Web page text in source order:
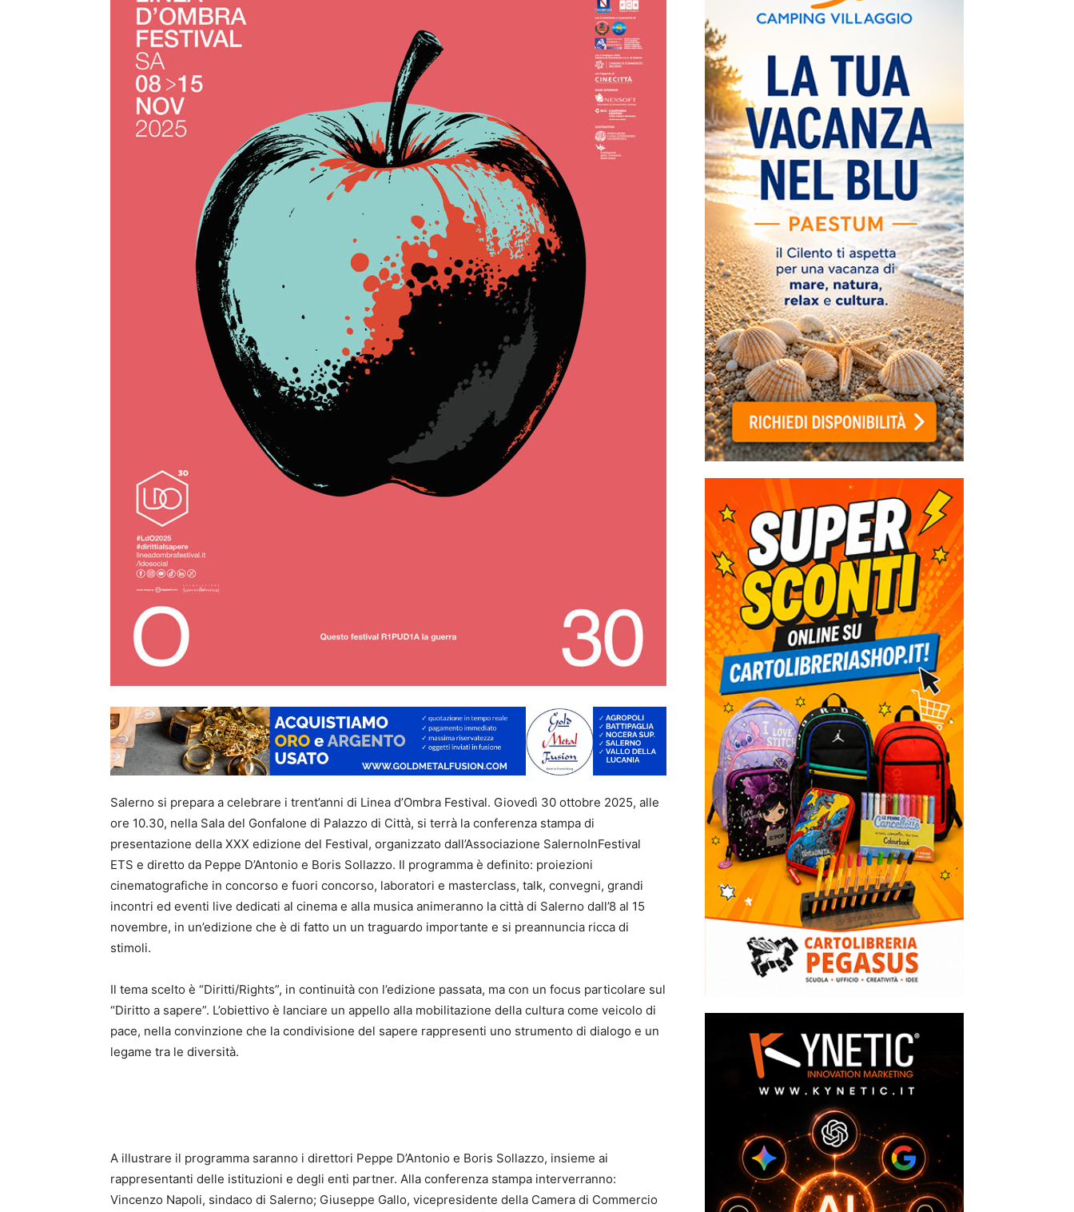
Salerno si prepara a celebrare i trent’anni di Linea d’Ombra Festival. Giovedì 30 ottobre 2025, alle
ore 10.30, nella Sala del Gonfalone di Palazzo di Città, si terrà la conferenza stampa di
presentazione della XXX edizione del Festival, organizzato dall’Associazione SalernoInFestival
ETS e diretto da Peppe D’Antonio e Boris Sollazzo. Il programma è definito: proiezioni
cinematografiche in concorso e fuori concorso, laboratori e masterclass, talk, convegni, grandi
incontri ed eventi live dedicati al cinema e alla musica animeranno la città di Salerno dall’8 al 15
novembre, in un’edizione che è di fatto un un traguardo importante e si preannuncia ricca di
stimoli.
Il tema scelto è “Diritti/Rights”, in continuità con l’edizione passata, ma con un focus particolare sul
“Diritto a sapere”. L’obiettivo è lanciare un appello alla mobilitazione della cultura come veicolo di
pace, nella convinzione che la condivisione del sapere rappresenti uno strumento di dialogo e un
legame tra le diversità.
A illustrare il programma saranno i direttori Peppe D’Antonio e Boris Sollazzo, insieme ai
rappresentanti delle istituzioni e degli enti partner. Alla conferenza stampa interverranno:
Vincenzo Napoli, sindaco di Salerno; Giuseppe Gallo, vicepresidente della Camera di Commercio